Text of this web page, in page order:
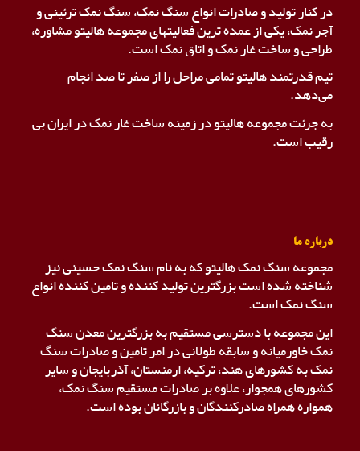
در کنار تولید و صادرات انواع سنگ نمک، سنگ نمک ترئینی و
آجر نمک، یکی از عمده ترین فعالیتهای مجموعه هالیتو مشاوره،
طراحی و ساخت غار نمک و اتاق نمک است.
تیم قدرتمند هالیتو تمامی مراحل را از صفر تا صد انجام
می‌دهد.
به جرئت مجموعه هالیتو در زمینه ساخت غار نمک در ایران بی
رقیب است.
درباره ما
مجموعه سنگ نمک هالیتو که به نام سنگ نمک حسینی نیز
شناخته شده است بزرگترین تولید کننده و تامین کننده انواع
سنگ نمک است.
این مجموعه با دسترسی مستقیم به بزرگترین معدن سنگ
نمک خاورمیانه و سابقه طولانی در امر تامین و صادرات سنگ
نمک به کشورهای هند، ترکیه، ارمنستان، آذربایجان و سایر
کشورهای همجوار، علاوه بر صادرات مستقیم سنگ نمک،
همواره همراه صادرکنندگان و بازرگانان بوده است.